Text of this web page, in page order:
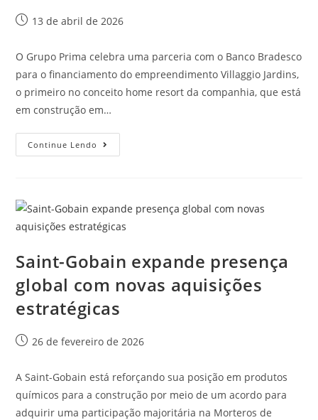
13 de abril de 2026
O Grupo Prima celebra uma parceria com o Banco Bradesco
para o financiamento do empreendimento Villaggio Jardins,
o primeiro no conceito home resort da companhia, que está
em construção em…
Continue Lendo
Saint-Gobain expande presença
global com novas aquisições
estratégicas
26 de fevereiro de 2026
A Saint-Gobain está reforçando sua posição em produtos
químicos para a construção por meio de um acordo para
adquirir uma participação majoritária na Morteros de